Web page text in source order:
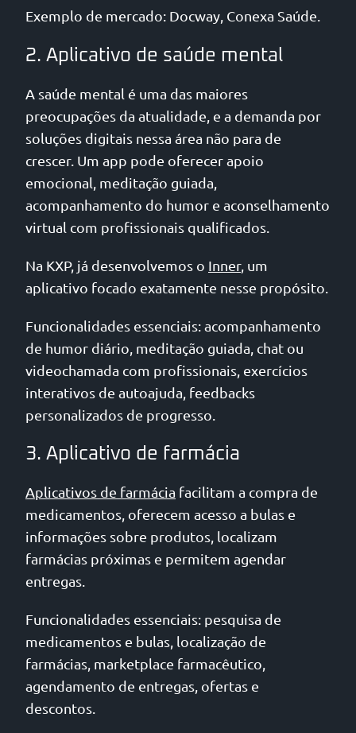
Exemplo de mercado: Docway, Conexa Saúde.
2. Aplicativo de saúde mental
A saúde mental é uma das maiores
preocupações da atualidade, e a demanda por
soluções digitais nessa área não para de
crescer. Um app pode oferecer apoio
emocional, meditação guiada,
acompanhamento do humor e aconselhamento
virtual com profissionais qualificados.
Na KXP, já desenvolvemos o Inner, um
aplicativo focado exatamente nesse propósito.
Funcionalidades essenciais: acompanhamento
de humor diário, meditação guiada, chat ou
videochamada com profissionais, exercícios
interativos de autoajuda, feedbacks
personalizados de progresso.
3. Aplicativo de farmácia
Aplicativos de farmácia facilitam a compra de
medicamentos, oferecem acesso a bulas e
informações sobre produtos, localizam
farmácias próximas e permitem agendar
entregas.
Funcionalidades essenciais: pesquisa de
medicamentos e bulas, localização de
farmácias, marketplace farmacêutico,
agendamento de entregas, ofertas e
descontos.